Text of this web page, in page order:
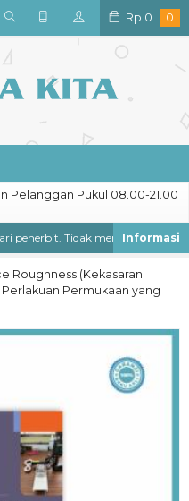
Rp 0 0
Pelanggan Pukul 08.00-21.00
penerbit. Tidak menjual buku
Roughness (Kekasaran
Permukaan yang